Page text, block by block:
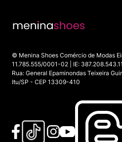
© Menina Shoes Comércio de Modas
11.785.555/0001-02 | IE:
Rua: General Epaminondas Teixeira
Itu/SP - CEP 13309-410